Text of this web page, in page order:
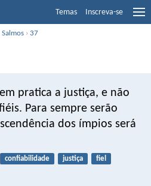
Temas Inscreva-se
Salmos ›37
pratica a justiça, e não
Para sempre serão
dos ímpios será
confiabilidade justiça fiel